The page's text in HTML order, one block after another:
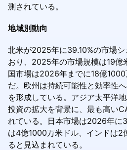
測されている。
地域別動向
北米が2025年に39.10%の市場
おり、2025年の市場規模は19億
国市場は2026年までに18億
だ。欧州は持続可能性と効率性
を形成している。アジア太平洋
投資の拡大を背景に、最も高い
れている。日本市場は2026年に
は4億1000万米ドル、インドは
ると見込まれている。